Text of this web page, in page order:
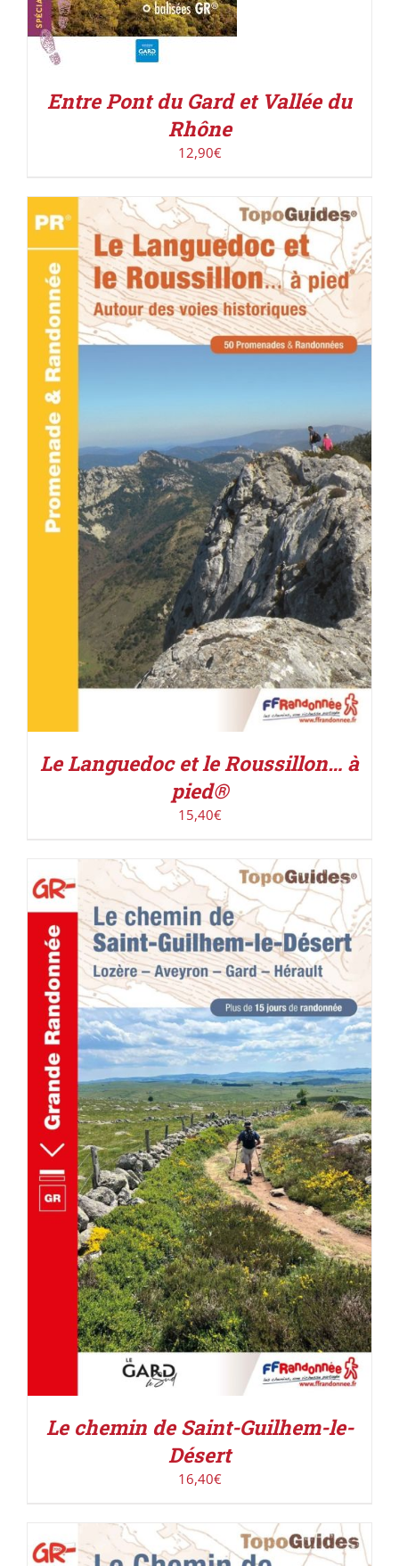
Entre Pont du Gard et Vallée du
Rhône
12,90€
ACHETER LE PRODUIT / DÉTAILS
Le Languedoc et le Roussillon… à
pied®
15,40€
AJOUTER AU PANIER / DÉTAILS
Le chemin de Saint-Guilhem-le-
Désert
16,40€